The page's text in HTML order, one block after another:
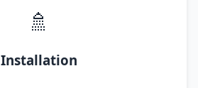
🚿
Installation